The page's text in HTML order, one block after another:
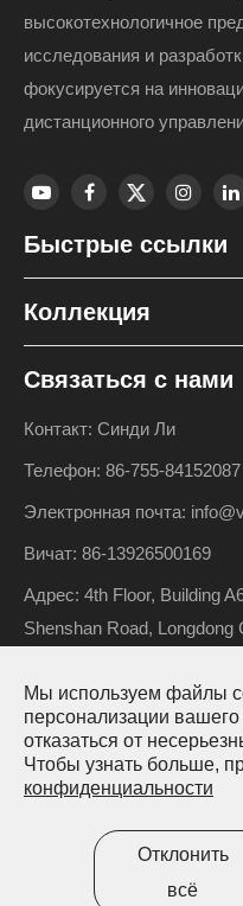
высокотехнологичное
исследования и
фокусируется на
дистанционного
Быстрые ссылки
Коллекция
Связаться с нами
Контакт: Синди Ли
Телефон: 86-755-84152087
Электронная почта:
Вичат: 86-13926500169
Адрес: 4th Floor, Building
Shenshan Road, Longdong
Авторские права ©
Все права защищены.
Карта сайта Политика
Мы используем файлы
персонализации
отказаться от
Чтобы узнать больше,
конфиденциальности
Отклонить
всё